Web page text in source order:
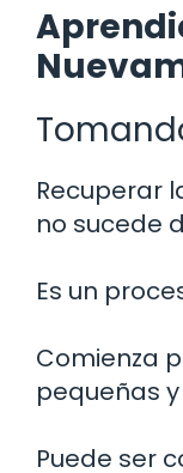
Recuperar
no sucede
Es un
Comienza
pequeñas
Puede ser